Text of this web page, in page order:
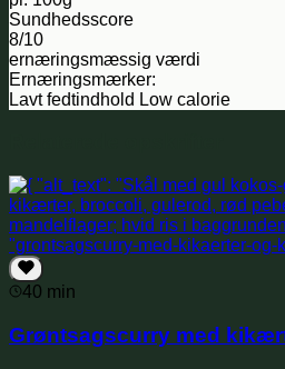
Sundhedsscore
8/10
ernæringsmæssig værdi
Ernæringsmærker:
Lavt fedtindhold Low calorie
40 min
Grøntsagscurry med